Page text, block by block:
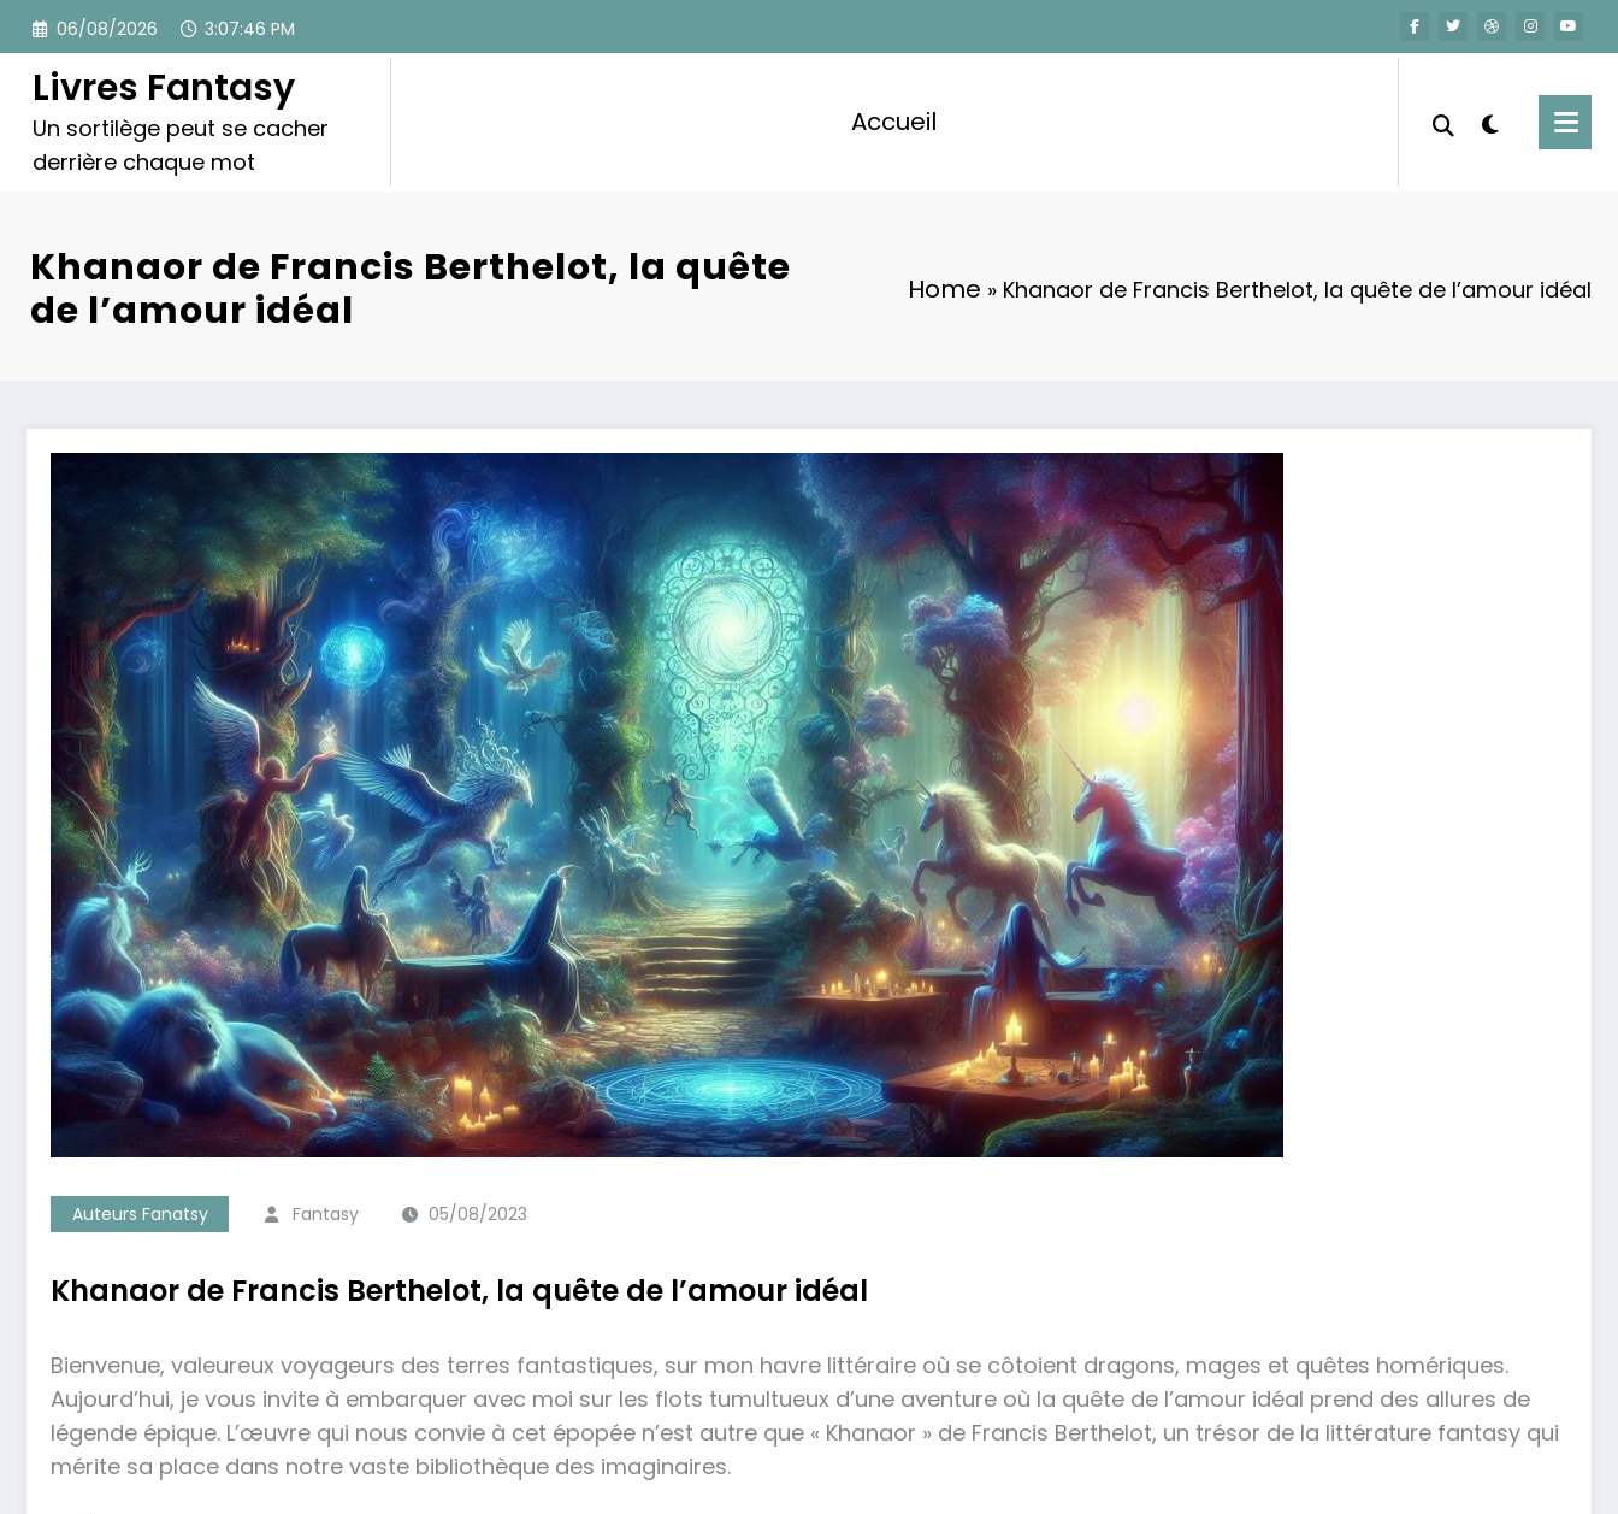
Aller
contenu
06/08/2026 3:07:48 PM
Livres Fantasy
Un sortilège peut se cacher
derrière chaque mot
Accueil
Khanaor de Francis Berthelot, la quête
de l’amour idéal
Home » Khanaor de Francis Berthelot, la quête de l’amour idéal
Auteurs Fanatsy Fantasy 05/08/2023
Khanaor de Francis Berthelot, la quête de l’amour idéal
Bienvenue, valeureux voyageurs des terres fantastiques, sur mon havre littéraire où se côtoient dragons, mages et quêtes homériques.
Aujourd’hui, je vous invite à embarquer avec moi sur les flots tumultueux d’une aventure où la quête de l’amour idéal prend des allures de
légende épique. L’œuvre qui nous convie à cet épopée n’est autre que « Khanaor » de Francis Berthelot, un trésor de la littérature fantasy qui
mérite sa place dans notre vaste bibliothèque des imaginaires.